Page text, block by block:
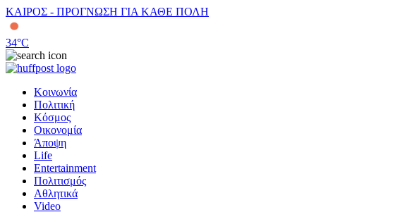
ΚΑΙΡΟΣ - ΠΡΟΓΝΩΣΗ ΓΙΑ ΚΑΘΕ ΠΟΛΗ
34°C
Κοινωνία
Πολιτική
Κόσμος
Οικονομία
Άποψη
Life
Entertainment
Πολιτισμός
Αθλητικά
Video